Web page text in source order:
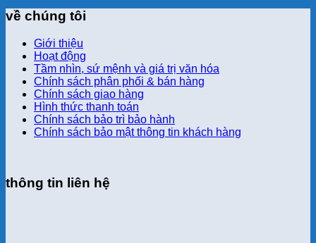
về chúng tôi
Giới thiệu
Hoạt động
Tầm nhìn, sứ mệnh và giá trị văn hóa
Chính sách phân phối & bán hàng
Chính sách giao hàng
Hình thức thanh toán
Chính sách bảo trì bảo hành
Chính sách bảo mật thông tin khách hàng
thông tin liên hệ